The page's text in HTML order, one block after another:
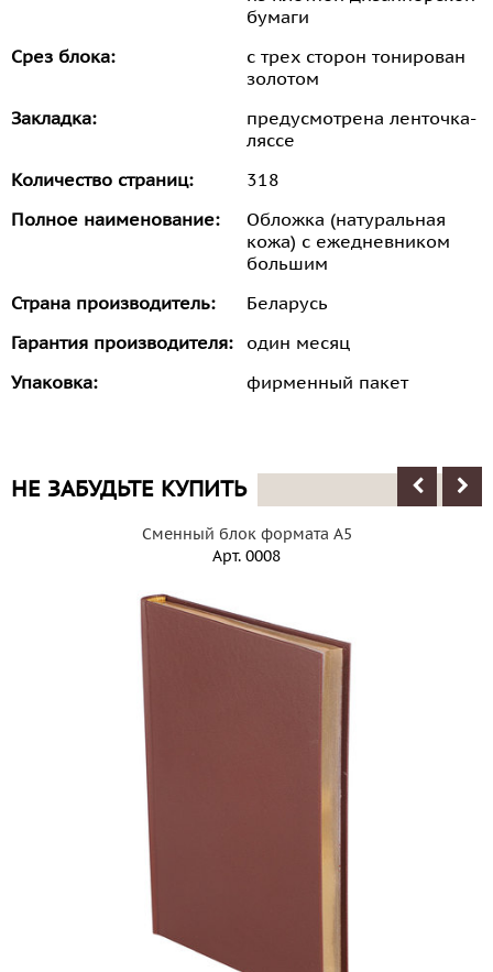
бумаги
Срез блока:
с трех сторон тонирован
золотом
Закладка:
предусмотрена ленточка-
ляссе
Количество страниц:
318
Полное наименование:
Обложка (натуральная
кожа) с ежедневником
большим
Страна производитель:
Беларусь
Гарантия производителя:
один месяц
Упаковка:
фирменный пакет
НЕ ЗАБУДЬТЕ КУПИТЬ
Сменный блок формата А5
Арт. 0008